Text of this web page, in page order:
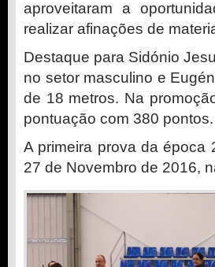
aproveitaram a
realizar afinações de
Destaque para Sidónio
no setor masculino e
de 18 metros. Na
pontuação com 380 pontos.
A primeira prova da época
27 de Novembro de 2016,